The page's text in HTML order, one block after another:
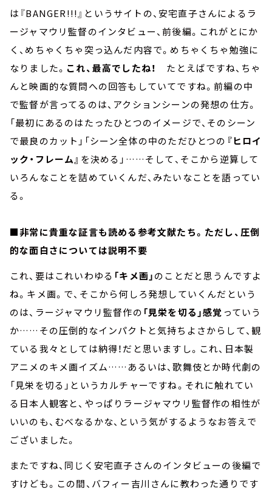
は『BANGER!!!』というサイトの、安宅直子さんによるラ
ージャマウリ監督のインタビュー、前後編。これがとにか
く、めちゃくちゃ突っ込んだ内容で。めちゃくちゃ勉強に
なりました。 これ、最高でしたね！
たとえばですね、ちゃ
んと映画的な質問への回答もしていてですね。前編の中
で監督が言ってるのは、アクションシーンの発想の仕方。
「最初にあるのはたったひとつのイメージで、そのシーン
で最良のカット」「シーン全体の中のただひとつの 『ヒロイ
ック・フレーム』 を決める」……そして、そこから逆算して
いろんなことを詰めていくんだ、みたいなことを語ってい
る。
■非常に貴重な証言も読める参考文献たち。ただし、圧倒
的な面白さについては説明不要
これ、要はこれいわゆる 「キメ画」のことだと思うんですよ
ね。キメ画。で、そこから何しろ発想していくんだという
のは、ラージャマウリ監督作の 「見栄を切る」感覚 っていう
か……その圧倒的なインパクトと気持ちよさからして、観
ている我々としては納得！だと思いますし。これ、日本製
アニメのキメ画イズム……あるいは、歌舞伎とか時代劇の
「見栄を切る」というカルチャーですね。それに触れてい
る日本人観客と、やっぱりラージャマウリ監督作の相性が
いいのも、むべなるかな、という気がするようなお答えで
ございました。
またですね、同じく安宅直子さんのインタビューの後編で
すけども。この間、バフィー吉川さんに教わった通りです